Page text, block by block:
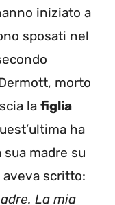
iniziato a
sposati nel
morto
la figlia
ha
madre su
scritto:
La mia